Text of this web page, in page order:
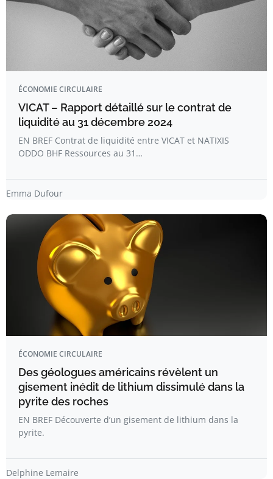
ÉCONOMIE CIRCULAIRE
VICAT – Rapport détaillé sur le contrat de
liquidité au 31 décembre 2024
EN BREF Contrat de liquidité entre VICAT et NATIXIS
ODDO BHF Ressources au 31…
Emma Dufour
ÉCONOMIE CIRCULAIRE
Des géologues américains révèlent un
gisement inédit de lithium dissimulé dans la
pyrite des roches
EN BREF Découverte d’un gisement de lithium dans la
pyrite.
Delphine Lemaire